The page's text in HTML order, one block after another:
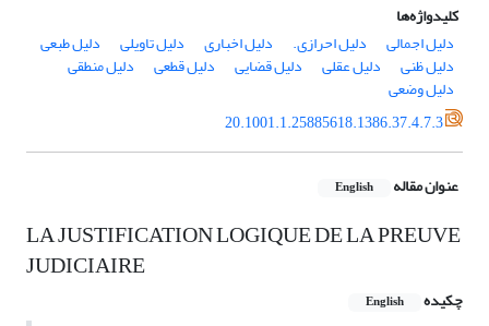
کلیدواژه‌ها
دلیل اجمالی
دلیل احرازی. دلیل اخباری دلیل تاویلی دلیل طبعی
دلیل ظنی دلیل عقلی دلیل قضایی دلیل قطعی دلیل منطقی
دلیل وضعی
20.1001.1.25885618.1386.37.4.7.3
عنوان مقاله English
LA JUSTIFICATION LOGIQUE DE LA PREUVE
JUDICIAIRE
چکیده English